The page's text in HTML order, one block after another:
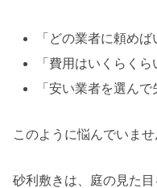
「どの業者に頼めば
「費用はいくらくら
「安い業者を選ん
このように悩んでいませ
砂利敷きは、庭の見た